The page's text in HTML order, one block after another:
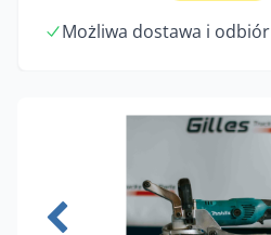
Możliwa dostawa i odbiór